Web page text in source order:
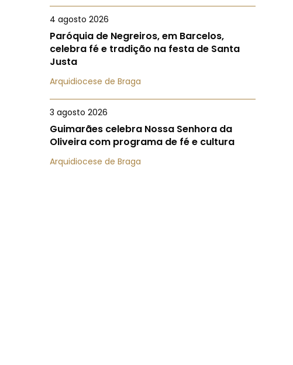
4 agosto 2026
Paróquia de Negreiros, em Barcelos,
celebra fé e tradição na festa de Santa
Justa
Arquidiocese de Braga
3 agosto 2026
Guimarães celebra Nossa Senhora da
Oliveira com programa de fé e cultura
Arquidiocese de Braga